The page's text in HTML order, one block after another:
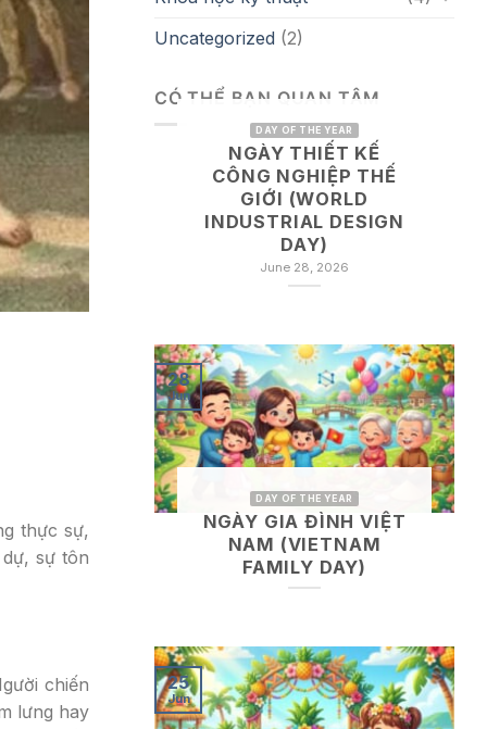
thực sự,
sự tôn
chiến
lưng hay
Uncategorized (2)
CÓ THỂ BẠN QUAN TÂM
DAY OF THE YEAR
NGÀY THIẾT KẾ
CÔNG NGHIỆP THẾ
GIỚI (WORLD
INDUSTRIAL DESIGN
DAY)
June 28, 2026
DAY OF THE YEAR
NGÀY GIA ĐÌNH VIỆT
NAM (VIETNAM
FAMILY DAY)
28
Jun
25
Jun